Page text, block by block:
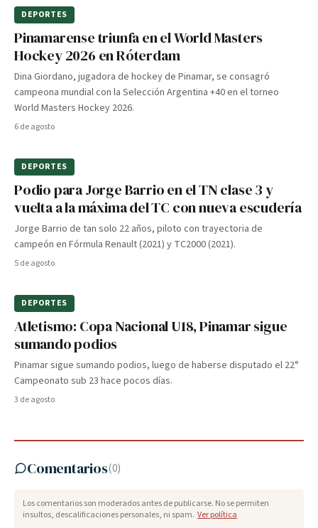
DEPORTES
Pinamarense triunfa en el World Masters
Hockey 2026 en Róterdam
Dina Giordano, jugadora de hockey de Pinamar, se consagró
campeona mundial con la Selección Argentina +40 en el torneo
World Masters Hockey 2026.
6 de agosto
DEPORTES
Podio para Jorge Barrio en el TN clase 3 y
vuelta a la máxima del TC con nueva escudería
Jorge Barrio de tan solo 22 años, piloto con trayectoria de
campeón en Fórmula Renault (2021) y TC2000 (2021).
5 de agosto
DEPORTES
Atletismo: Copa Nacional U18, Pinamar sigue
sumando podios
Pinamar sigue sumando podios, luego de haberse disputado el 22°
Campeonato sub 23 hace pocos días.
3 de agosto
Comentarios(0)
Los comentarios son moderados antes de publicarse. No se permiten
insultos, descalificaciones personales, ni spam. Ver política